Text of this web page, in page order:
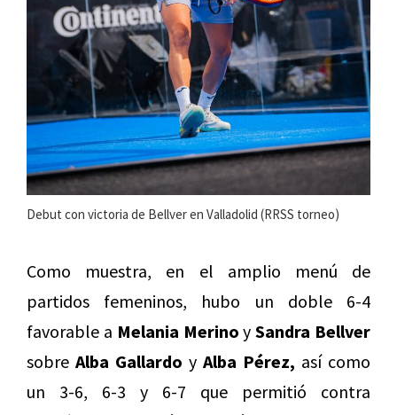
Debut con victoria de Bellver en Valladolid (RRSS torneo)
Como muestra, en el amplio menú de
partidos femeninos, hubo un doble 6-4
favorable a Melania Merino y Sandra Bellver
sobre Alba Gallardo y Alba Pérez, así como
un 3-6, 6-3 y 6-7 que permitió contra